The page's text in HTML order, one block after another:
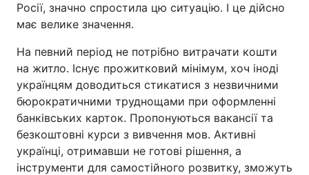
Росії, значно спростила цю ситуацію. І це дійсно
має велике значення.
На певний період не потрібно витрачати кошти
на житло. Існує прожитковий мінімум, хоч іноді
українцям доводиться стикатися з незвичними
бюрократичними труднощами при оформленні
банківських карток. Пропонуються вакансії та
безкоштовні курси з вивчення мов. Активні
українці, отримавши не готові рішення, а
інструменти для самостійного розвитку, зможуть